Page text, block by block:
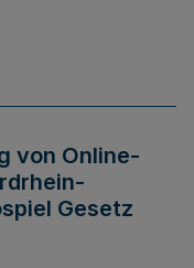
von Online-
Gesetz